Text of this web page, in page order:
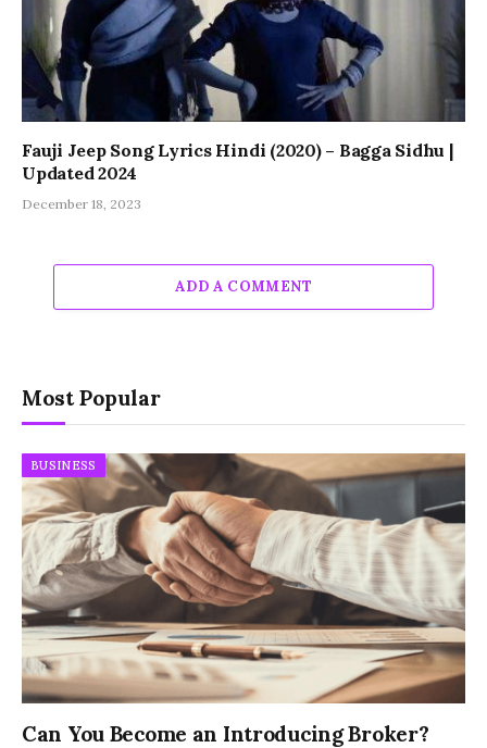
Fauji Jeep Song Lyrics Hindi (2020) – Bagga Sidhu |
Updated 2024
December 18, 2023
ADD A COMMENT
Most Popular
BUSINESS
Can You Become an Introducing Broker?